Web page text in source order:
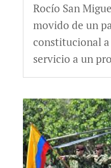
Rocío San
movido de un
constitucional
servicio a un